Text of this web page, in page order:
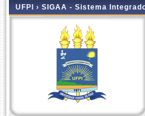
UFPI › SIGAA - Sistema